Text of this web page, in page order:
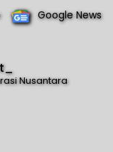
Google News
Nusantara